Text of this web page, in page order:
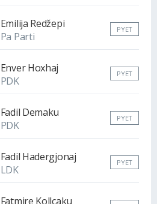
Emilija Redžepi
Pa Parti
PYET
Enver Hoxhaj
PDK
PYET
Fadil Demaku
PDK
PYET
Fadil Hadergjonaj
LDK
PYET
Fatmire Kollçaku